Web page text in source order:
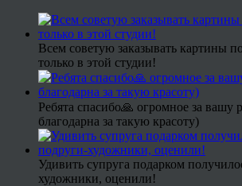
Всем советую заказывать картины
только в этой студии!
Ребята спасибо🙏 огромное за вашу
благодарна за такую красоту)
Удивить супруга подарком
художники, оценили!